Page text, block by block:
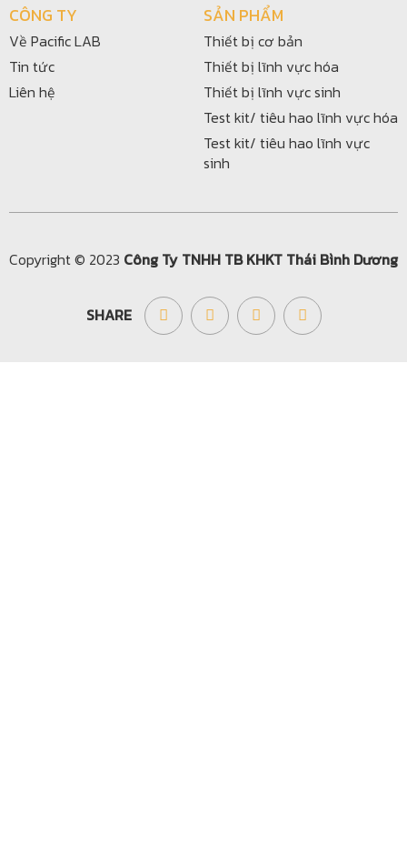
CÔNG TY
Về Pacific LAB
Tin tức
Liên hệ
SẢN PHẨM
Thiết bị cơ bản
Thiết bị lĩnh vực hóa
Thiết bị lĩnh vực sinh
Test kit/ tiêu hao lĩnh vực hóa
Test kit/ tiêu hao lĩnh vực
sinh
Copyright © 2023 Công Ty TNHH TB KHKT Thái Bình Dương
SHARE